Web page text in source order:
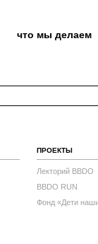
что мы делаем
ПРОЕКТЫ
Лекторий BBDO
BBDO RUN
Фонд «Дети